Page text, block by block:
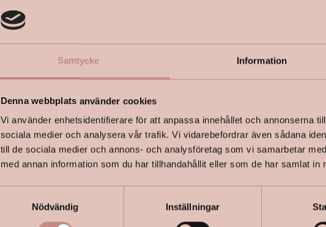
Samtycke Information
Denna webbplats använder cookies
Vi använder enhetsidentifierare för att anpassa innehållet och annonserna
sociala medier och analysera vår trafik. Vi vidarebefordrar även sådana
till de sociala medier och annons- och analysföretag som vi samarbetar
med annan information som du har tillhandahållit eller som de har samlat in
Nödvändig Inställningar